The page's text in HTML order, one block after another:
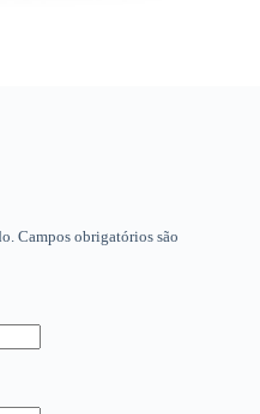
Campos obrigatórios são